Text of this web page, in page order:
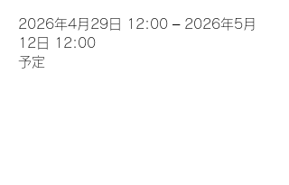
2026年4月29日 12:00 – 2026年5月
12日 12:00
予定